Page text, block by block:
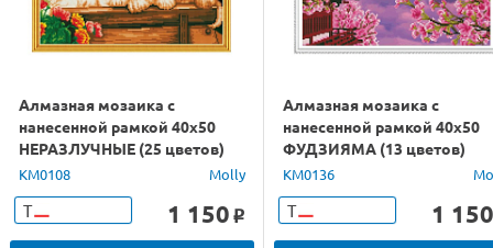
Алмазная мозаика с
нанесенной рамкой 40х50
НЕРАЗЛУЧНЫЕ (25 цветов)
KM0108 Molly
Т 1 150 o
Алмазная мозаика с
нанесенной рамкой 40х50
ФУДЗИЯМА (13 цветов)
KM0136
Т 1 150